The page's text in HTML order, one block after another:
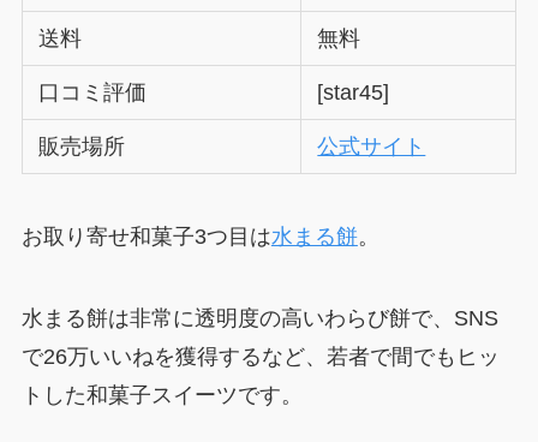
送料 無料
口コミ評価 [star45]
販売場所 公式サイト
お取り寄せ和菓子3つ目は水まる餅。
水まる餅は非常に透明度の高いわらび餅で、SNS
で26万いいねを獲得するなど、若者で間でもヒッ
トした和菓子スイーツです。